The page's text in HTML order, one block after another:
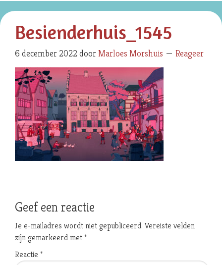
Besienderhuis_1545
6 december 2022doorMarloes Morshuis Reageer
Geef een reactie
Je e-mailadres wordt niet gepubliceerd. Vereiste velden
zijn gemarkeerd met*
Reactie *